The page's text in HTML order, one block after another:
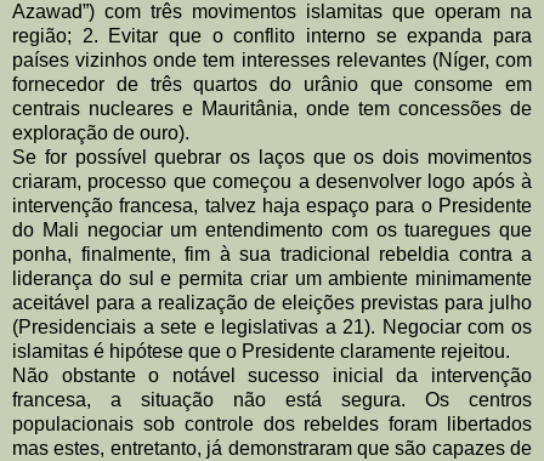
Azawad”) com três movimentos islamitas que operam na
região; 2. Evitar que o conflito interno seexpanda para
países vizinhos onde tem interesses relevantes (Níger, com
fornecedor de três quartos do urânio que consome em
centrais nucleares e Mauritânia, onde tem concessões de
exploração de ouro).
Se for possível quebrar os laços que os dois movimentos
criaram, processo quecomeçou a desenvolver logo após à
intervenção francesa, talvez haja espaço para o Presidente
do Mali negociar um entendimento com os tuaregues que
ponha, finalmente, fim à sua tradicional rebeldia contra a
liderança do sul e permita criar um ambiente minimamente
aceitável para a realização de eleições previstas para julho
(Presidenciais a sete e legislativas a 21). Negociar com os
islamitas é hipótese que o Presidente claramente rejeitou.
Não obstante o notável sucesso inicial da intervenção
francesa, a situação não está segura. Os centros
populacionais sob controle dos rebeldes foram libertados
masestes, entretanto, já demonstraram que são capazes de